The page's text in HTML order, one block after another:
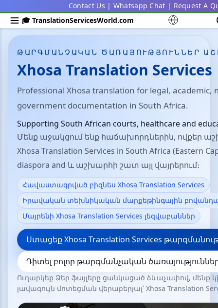
Contact Us | Whatsapp Chat | Request A
🎓 TranslationServicesWorld.com
ԹԱՐԳՄԱՆՉԱԿԱՆ ԾԱՌԱՅՈՒԹՅՈՒՆՆԵՐ
Xhosa Translation Services
Professional Xhosa translation for legal, academic,
government documentation in South Africa.
Supporting South African courts, healthcare and
Մենք աջակցում ենք հաճախորդներին, ովքեր
Xhosa Translation Services in South Africa (Eastern
diaspora and և աշխարհի շատ այլ վայրերում։
Հավաստագրված բիզնես Xhosa Translation Services
Իրավական տեխնիկական մարքեթինգային
Մայրենի Xhosa Translation Services լեզվաբաններ
Ստացեք Xhosa Translation Services
Դիտել բոլոր թարգմանչական
Ուղարկեք Ձեր ֆայլերը ցանկացած ձևաչափով, մենք
լավագույն մոտեցման վերաբերյալ՝ Xhosa Translation